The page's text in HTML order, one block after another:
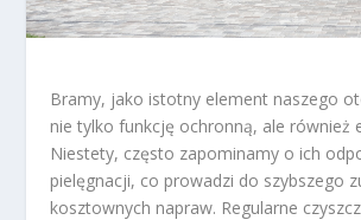
Bramy, jako istotny element naszego
nie tylko funkcję ochronną, ale również
Niestety, często zapominamy o ich
pielęgnacji, co prowadzi do szybszego
kosztownych napraw. Regularne